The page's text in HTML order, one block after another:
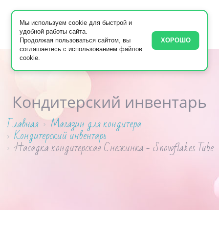
Кондитерский инвентарь
Главная Магазин для кондитера
Кондитерский инвентарь
Насадка кондитерская Снежинка - Snowflakes Tube
Мы используем cookie для быстрой и
удобной работы сайта.
Продолжая пользоваться сайтом, вы
соглашаетесь с использованием файлов
cookie.
ХОРОШО